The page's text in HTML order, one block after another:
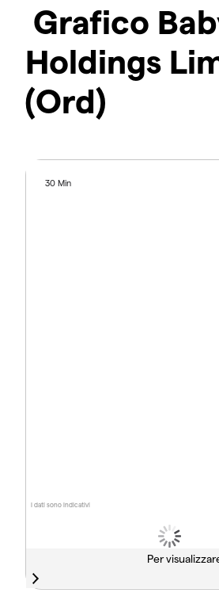
Grafico
Holdings
(Ord)
I dati sono indicativi
30 Min
Per